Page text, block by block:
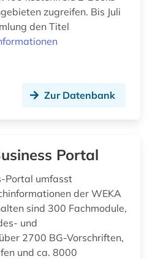
zugreifen. Bis Juli
den Titel
Zur Datenbank
Portal
Portal umfasst
der WEKA
sind 300 Fachmodule,
und
2700 BG-Vorschriften,
und ca. 8000